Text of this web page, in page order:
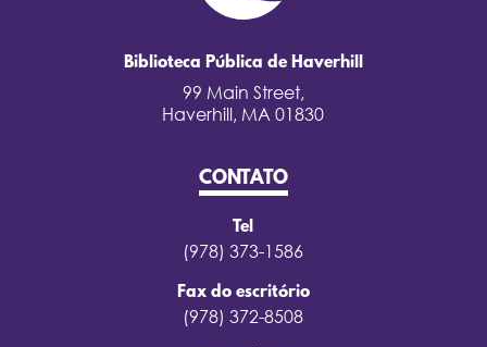
Biblioteca Pública de Haverhill
99 Main Street,
Haverhill, MA 01830
CONTATO
Tel
(978) 373-1586
Fax do escritório
(978) 372-8508